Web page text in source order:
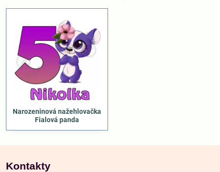
Narozeninová nažehlovačka
Fialová panda
Kontakty